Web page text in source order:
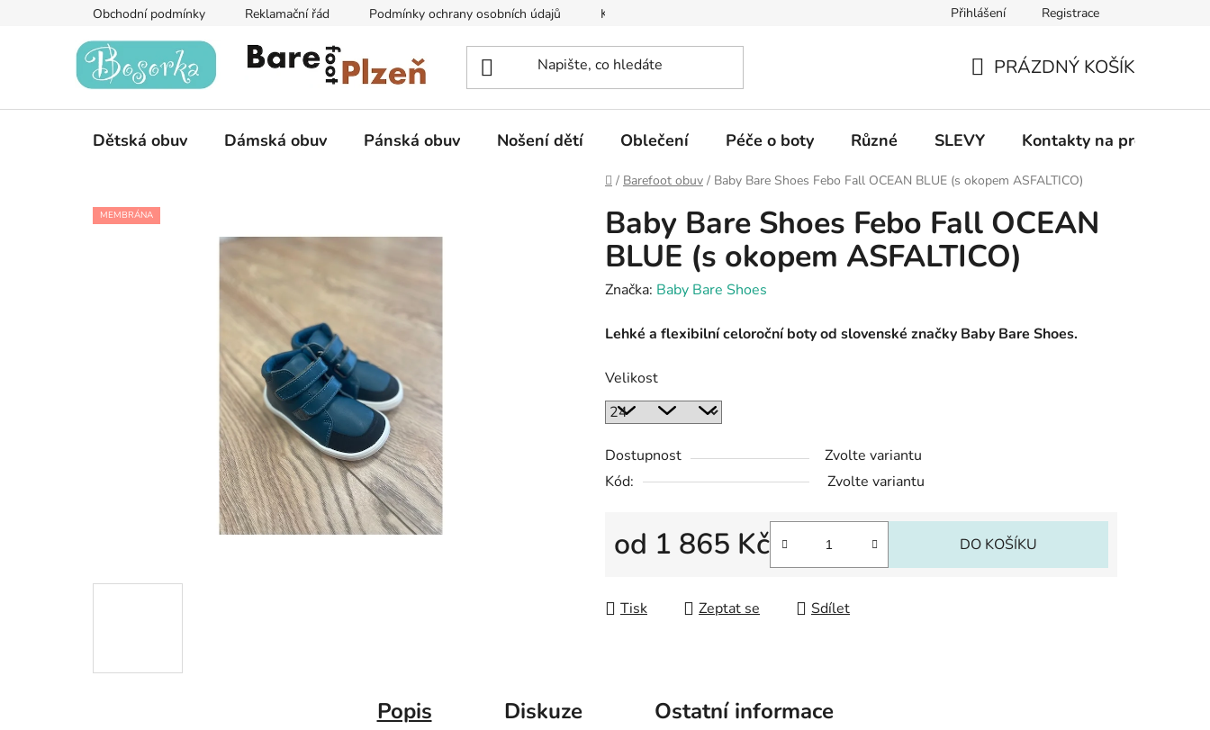
Obchodní podmínky Reklamační řád Podmínky ochrany osobních údajů Kontakty na prodejny Informace k on-line platbám Odstoupení od
Přihlášení Registrace
KOŠÍK
PRÁZDNÝ KOŠÍK
Dětská obuv Dámská obuv Pánská obuv Nošení dětí Oblečení Péče o boty Různé SLEVY Kontakty na prodejny
Domů
/ Barefoot obuv / Baby Bare Shoes Febo Fall OCEAN BLUE (s okopem ASFALTICO)
Baby Bare Shoes Febo Fall OCEAN
BLUE (s okopem ASFALTICO)
Značka: Baby Bare Shoes
Lehké a flexibilní celoroční boty od slovenské značky Baby Bare Shoes.
Velikost
Dostupnost
Zvolte variantu
Kód:
Zvolte variantu
od 1 865 Kč DO KOŠÍKU
Tisk Zeptat se Sdílet
MEMBRÁNA
Popis Diskuze Ostatní informace